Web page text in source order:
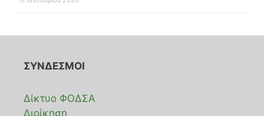
ΣΥΝΔΕΣΜΟΙ
Δίκτυο ΦΟΔΣΑ
Διοίκηση